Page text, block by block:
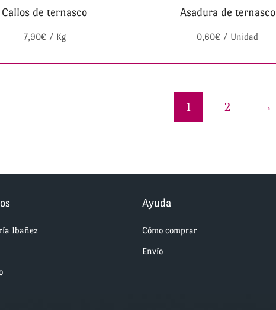
Callos de ternasco
7,90€/ Kg
Asadura de ternasco
0,60€ / Unidad
1 2 →
Ibañez
Ayuda
Cómo comprar
Envío